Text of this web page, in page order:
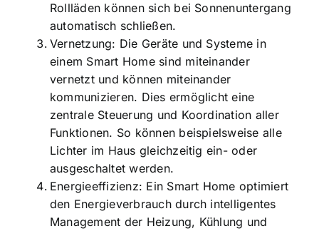
Rollläden können sich bei Sonnenuntergang
automatisch schließen.
Vernetzung: Die Geräte und Systeme in
einem Smart Home sind miteinander
vernetzt und können miteinander
kommunizieren. Dies ermöglicht eine
zentrale Steuerung und Koordination aller
Funktionen. So können beispielsweise alle
Lichter im Haus gleichzeitig ein- oder
ausgeschaltet werden.
Energieeffizienz: Ein Smart Home optimiert
den Energieverbrauch durch intelligentes
Management der Heizung, Kühlung und